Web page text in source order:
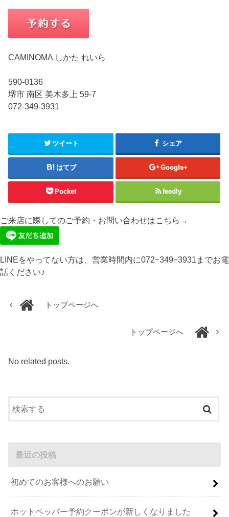
CAMINOMA しかた れいら
590-0136
堺市 南区 美木多上 59-7
072-349-3931
ツイート シェア
はてブ Google+
Pocket feedly
ご来店に際してのご予約・お問い合わせはこちら→
LINEをやってない方は、営業時間内に072−349−3931までお電
話ください♪
トップページへ
トップページへ
No related posts.
最近の投稿
初めてのお客様へのお願い
ホットペッパー予約クーポンが新しくなりました